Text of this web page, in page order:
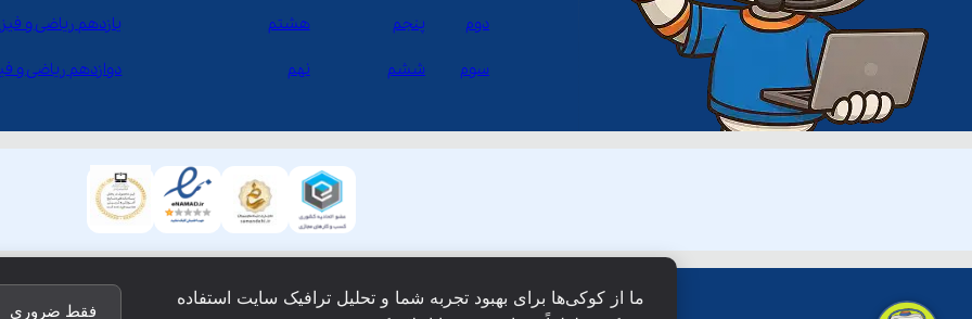
دوم پنجم
سوم ششم
هشتم
نهم
یازدهم ریاضی و
دوازدهم ریاضی و
ما از کوکی‌ها برای بهبود تجربه شما و تحلیل ترافیک سایت استفاده
فقط ضروری